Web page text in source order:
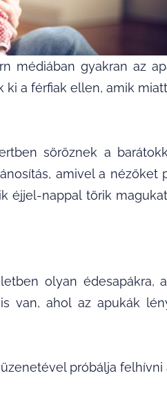
médiában gyakran az
ki a férfiak ellen, amik
söröznek a
amivel a nézőket
éjjel-nappal törik
olyan édesapákra,
van, ahol az apukák
próbálja felhívni